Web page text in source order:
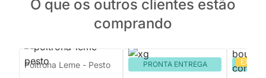
O que os outros clientes estão
comprando
Poltrona Leme - Pesto PRONTA ENTREGA